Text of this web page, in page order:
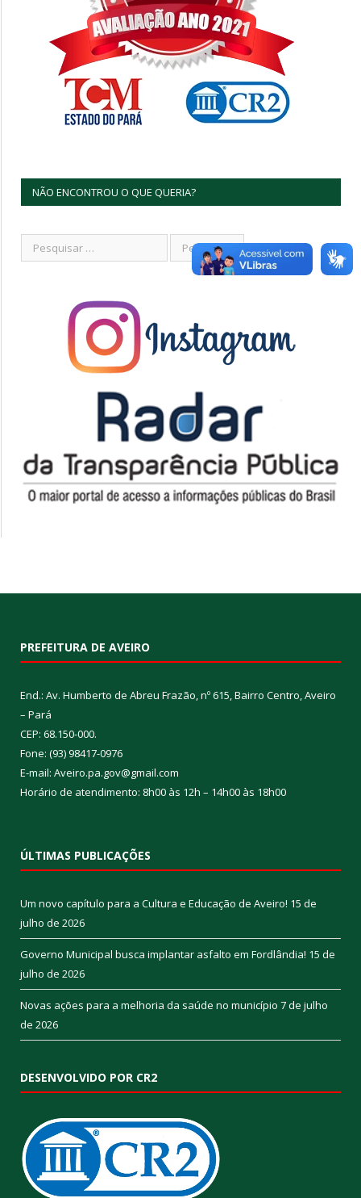
NÃO ENCONTROU O QUE QUERIA?
PREFEITURA DE AVEIRO
End.: Av. Humberto de Abreu Frazão, nº 615, Bairro Centro, Aveiro
– Pará
CEP: 68.150-000.
Fone: (93) 98417-0976
E-mail: Aveiro.pa.gov@gmail.com
Horário de atendimento: 8h00 às 12h – 14h00 às 18h00
ÚLTIMAS PUBLICAÇÕES
Um novo capítulo para a Cultura e Educação de Aveiro! 15 de
julho de 2026
Governo Municipal busca implantar asfalto em Fordlândia! 15 de
julho de 2026
Novas ações para a melhoria da saúde no município 7 de julho
de 2026
DESENVOLVIDO POR CR2